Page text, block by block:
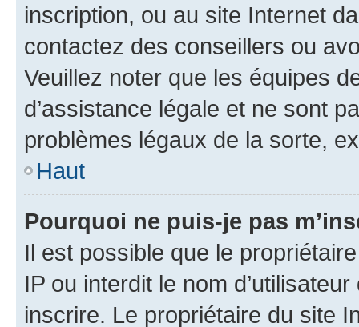
inscription, ou au site Internet
contactez des conseillers ou
Veuillez noter que les équipes
d’assistance légale et ne sont
problèmes légaux de la sorte,
Haut
Pourquoi ne puis-je pas
Il est possible que le
IP ou interdit le nom
inscrire. Le propriétaire du site